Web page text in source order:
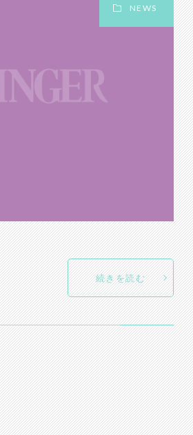
NEWS
続きを読む